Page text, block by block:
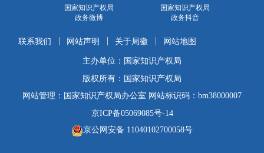
国家知识产权局
政务微博
国家知识产权局
政务抖音
联系我们 网站声明 关于局徽 网站地图
主办单位：国家知识产权局
版权所有：国家知识产权局
网站管理：国家知识产权局办公室 网站标识码：bm38000007
京ICP备05069085号-14
京公网安备 11040102700058号